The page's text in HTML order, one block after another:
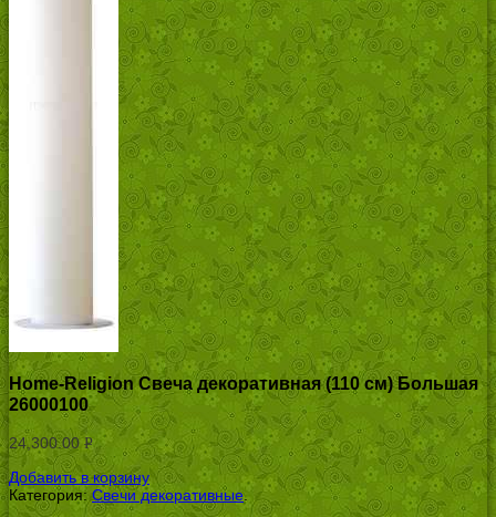
Home-Religion Свеча декоративная (110 см) Большая
26000100
24,300.00Р
УБ.
Добавить в корзину
Категория:Свечи декоративные.